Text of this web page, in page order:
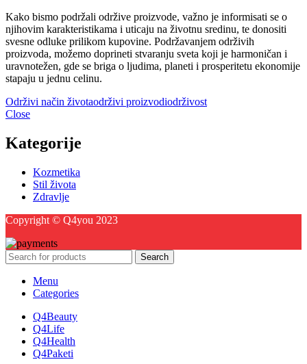
Kako bismo podržali održive proizvode, važno je informisati se o
njihovim karakteristikama i uticaju na životnu sredinu, te donositi
svesne odluke prilikom kupovine. Podržavanjem održivih
proizvoda, možemo doprineti stvaranju sveta koji je harmoničan i
uravnotežen, gde se briga o ljudima, planeti i prosperitetu ekonomije
stapaju u jednu celinu.
Održivi način životaodrživi proizvodiodrživost
Close
Kategorije
Kozmetika
Stil života
Zdravlje
Copyright © Q4you 2023
Search
Menu
Categories
Q4Beauty
Q4Life
Q4Health
Q4Paketi